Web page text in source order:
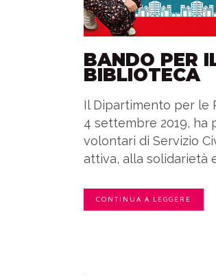
BANDO PER
BIBLIOTECA
Il Dipartimento per le
4 settembre 2019, ha
volontari di Servizio
attiva, alla solidarietà
CONTINUA A LEGGERE